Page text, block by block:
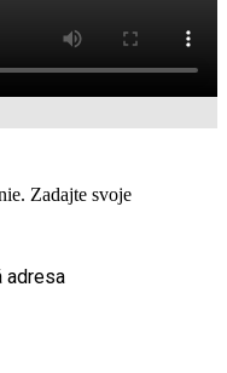
Zadajte svoje
adresa